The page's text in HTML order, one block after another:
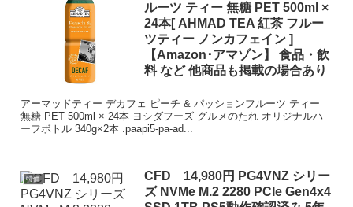
ルーツ ティー 無糖 PET 500ml ×
24本[ AHMAD TEA 紅茶 フルー
ツティー ノンカフェイン ]
【Amazon･アマゾン】 食品・飲
料 など 他商品も掲載の場合あり
アーマッドティー デカフェ ピーチ & パッションフルーツ ティー
無糖 PET 500ml × 24本 ヨシダフーズ グルメのたれ オリジナルハ
ーフボトル 340g×2本 .paapi5-pa-ad...
特価
CFD 14,980円 PG4VNZ シリー
ズ NVMe M.2 2280 PCIe Gen4x4